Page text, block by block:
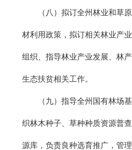
（八）拟订全州林业和草原
材利用政策，拟订相关林业产
组织、指导林业产业发展、林
生态扶贫相关工作。
（九）指导全州国有林场基
织林木种子、草种种质资源普
源库，负责良种选育推广，管